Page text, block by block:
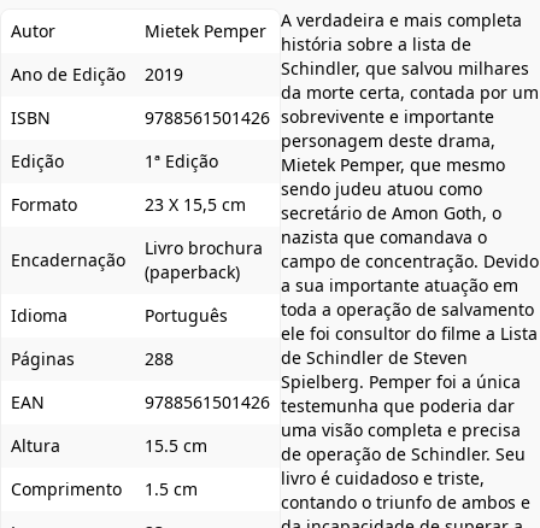
Autor
Mietek Pemper
Ano de Edição
2019
ISBN
9788561501426
Edição
1ª Edição
Formato
23 X 15,5 cm
Encadernação
Livro brochura
(paperback)
Idioma
Português
Páginas
288
EAN
9788561501426
Altura
15.5 cm
Comprimento
1.5 cm
A verdadeira e mais completa
história sobre a lista de
Schindler, que salvou milhares
da morte certa, contada por um
sobrevivente e importante
personagem deste drama,
Mietek Pemper, que mesmo
sendo judeu atuou como
secretário de Amon Goth, o
nazista que comandava o
campo de concentração. Devido
a sua importante atuação em
toda a operação de salvamento
ele foi consultor do filme a Lista
de Schindler de Steven
Spielberg. Pemper foi a única
testemunha que poderia dar
uma visão completa e precisa
de operação de Schindler. Seu
livro é cuidadoso e triste,
contando o triunfo de ambos e